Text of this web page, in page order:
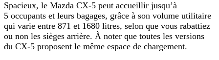
Spacieux, le Mazda CX-5 peut accueillir jusqu’à
5 occupants et leurs bagages, grâce à son volume utilitaire
qui varie entre 871 et 1680 litres, selon que vous rabattiez
ou non les sièges arrière. À noter que toutes les versions
du CX-5 proposent le même espace de chargement.